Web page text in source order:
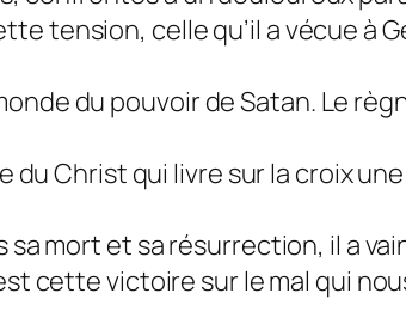
tension, celle qu’il a vécue à
du pouvoir de Satan. Le
du Christ qui livre sur la croix
sa mort et sa résurrection, il a
cette victoire sur le mal qui